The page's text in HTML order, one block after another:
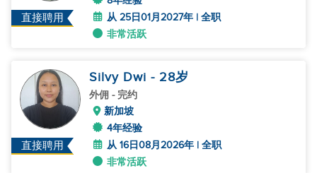
直接聘用
从 25日01月2027年 | 全职
非常活跃
直接聘用
Silvy Dwi - 28岁
外佣 - 完约
新加坡
4年经验
从 16日08月2026年 | 全职
非常活跃